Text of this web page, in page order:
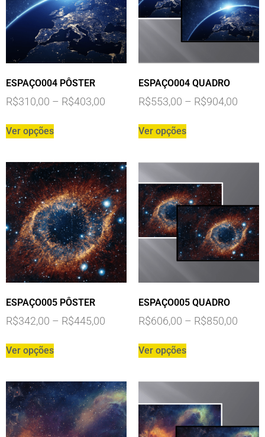
ESPAÇO004 PÔSTER
R$310,00 – R$403,00
Ver opções
ESPAÇO004 QUADRO
R$553,00 – R$904,00
Ver opções
ESPAÇO005 PÔSTER
R$342,00 – R$445,00
Ver opções
ESPAÇO005 QUADRO
R$606,00 – R$850,00
Ver opções